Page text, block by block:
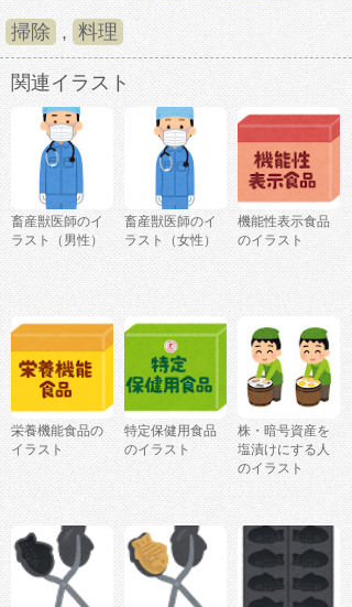
掃除 , 料理
関連イラスト
畜産獣医師のイ
ラスト（男性）
畜産獣医師のイ
ラスト（女性）
機能性表示食品
のイラスト
栄養機能食品の
イラスト
特定保健用食品
のイラスト
株・暗号資産を
塩漬けにする人
のイラスト